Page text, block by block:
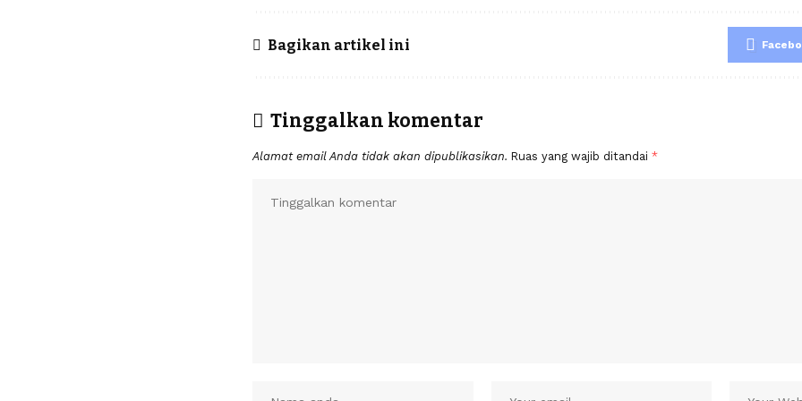
Bagikan artikel ini
Tinggalkan komentar
Alamat email Anda tidak akan dipublikasikan. Ruas yang wajib ditandai *